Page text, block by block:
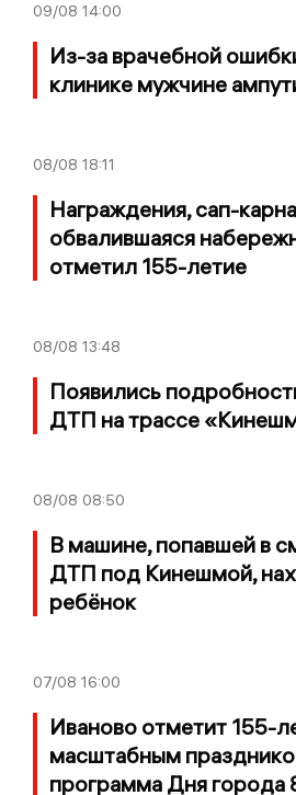
09/08 14:00
Из-за врачебной
клинике мужчине
08/08 18:11
Награждения, сап-
обвалившаяся
отметил 155-летие
08/08 13:48
Появились
ДТП на трассе
08/08 08:50
В машине, попавшей в
ДТП под Кинешмой,
ребёнок
07/08 16:00
Иваново отметит 155-
масштабным
программа Дня города